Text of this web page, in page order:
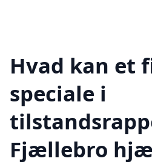
Hvad kan et
speciale i
Fjællebro